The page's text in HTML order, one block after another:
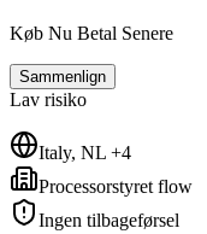
Køb Nu Betal Senere
Sammenlign
Lav risiko
Italy, NL +4
Processorstyret flow
Ingen tilbageførsel